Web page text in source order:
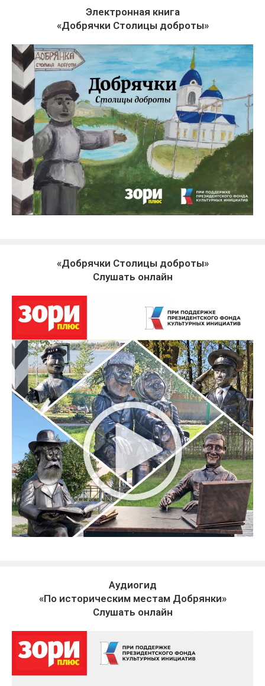
Электронная книга
«Добрячки Столицы доброты»
«Добрячки Столицы доброты»
Слушать онлайн
Аудиогид
«По историческим местам Добрянки»
Слушать онлайн